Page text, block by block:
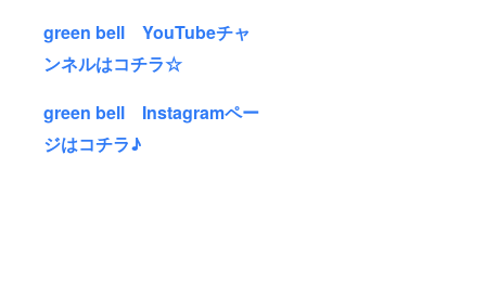
green bell YouTubeチャ
ンネルはコチラ☆
green bell Instagramペー
ジはコチラ♪